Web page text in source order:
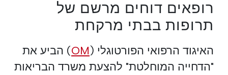
רופאים דוחים מרשם של
תרופות בבתי מרקחת
האיגוד הרפואי הפורטוגלי (OM) הביע את
"הדחייה המוחלטת" להצעת משרד הבריאות